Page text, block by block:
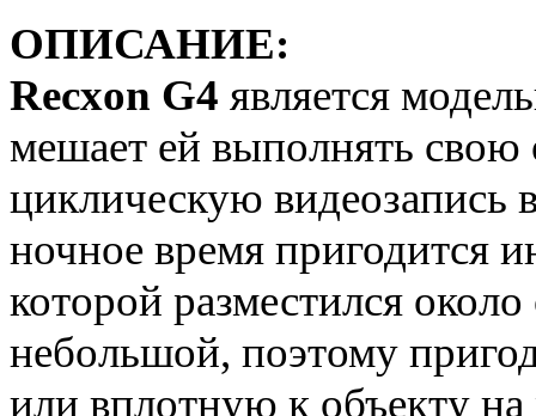
ОПИСАНИЕ:
Recxon G4 является
мешает ей выполнять
циклическую
ночное время пригодится
которой разместился
небольшой, поэтому
или вплотную к объекту